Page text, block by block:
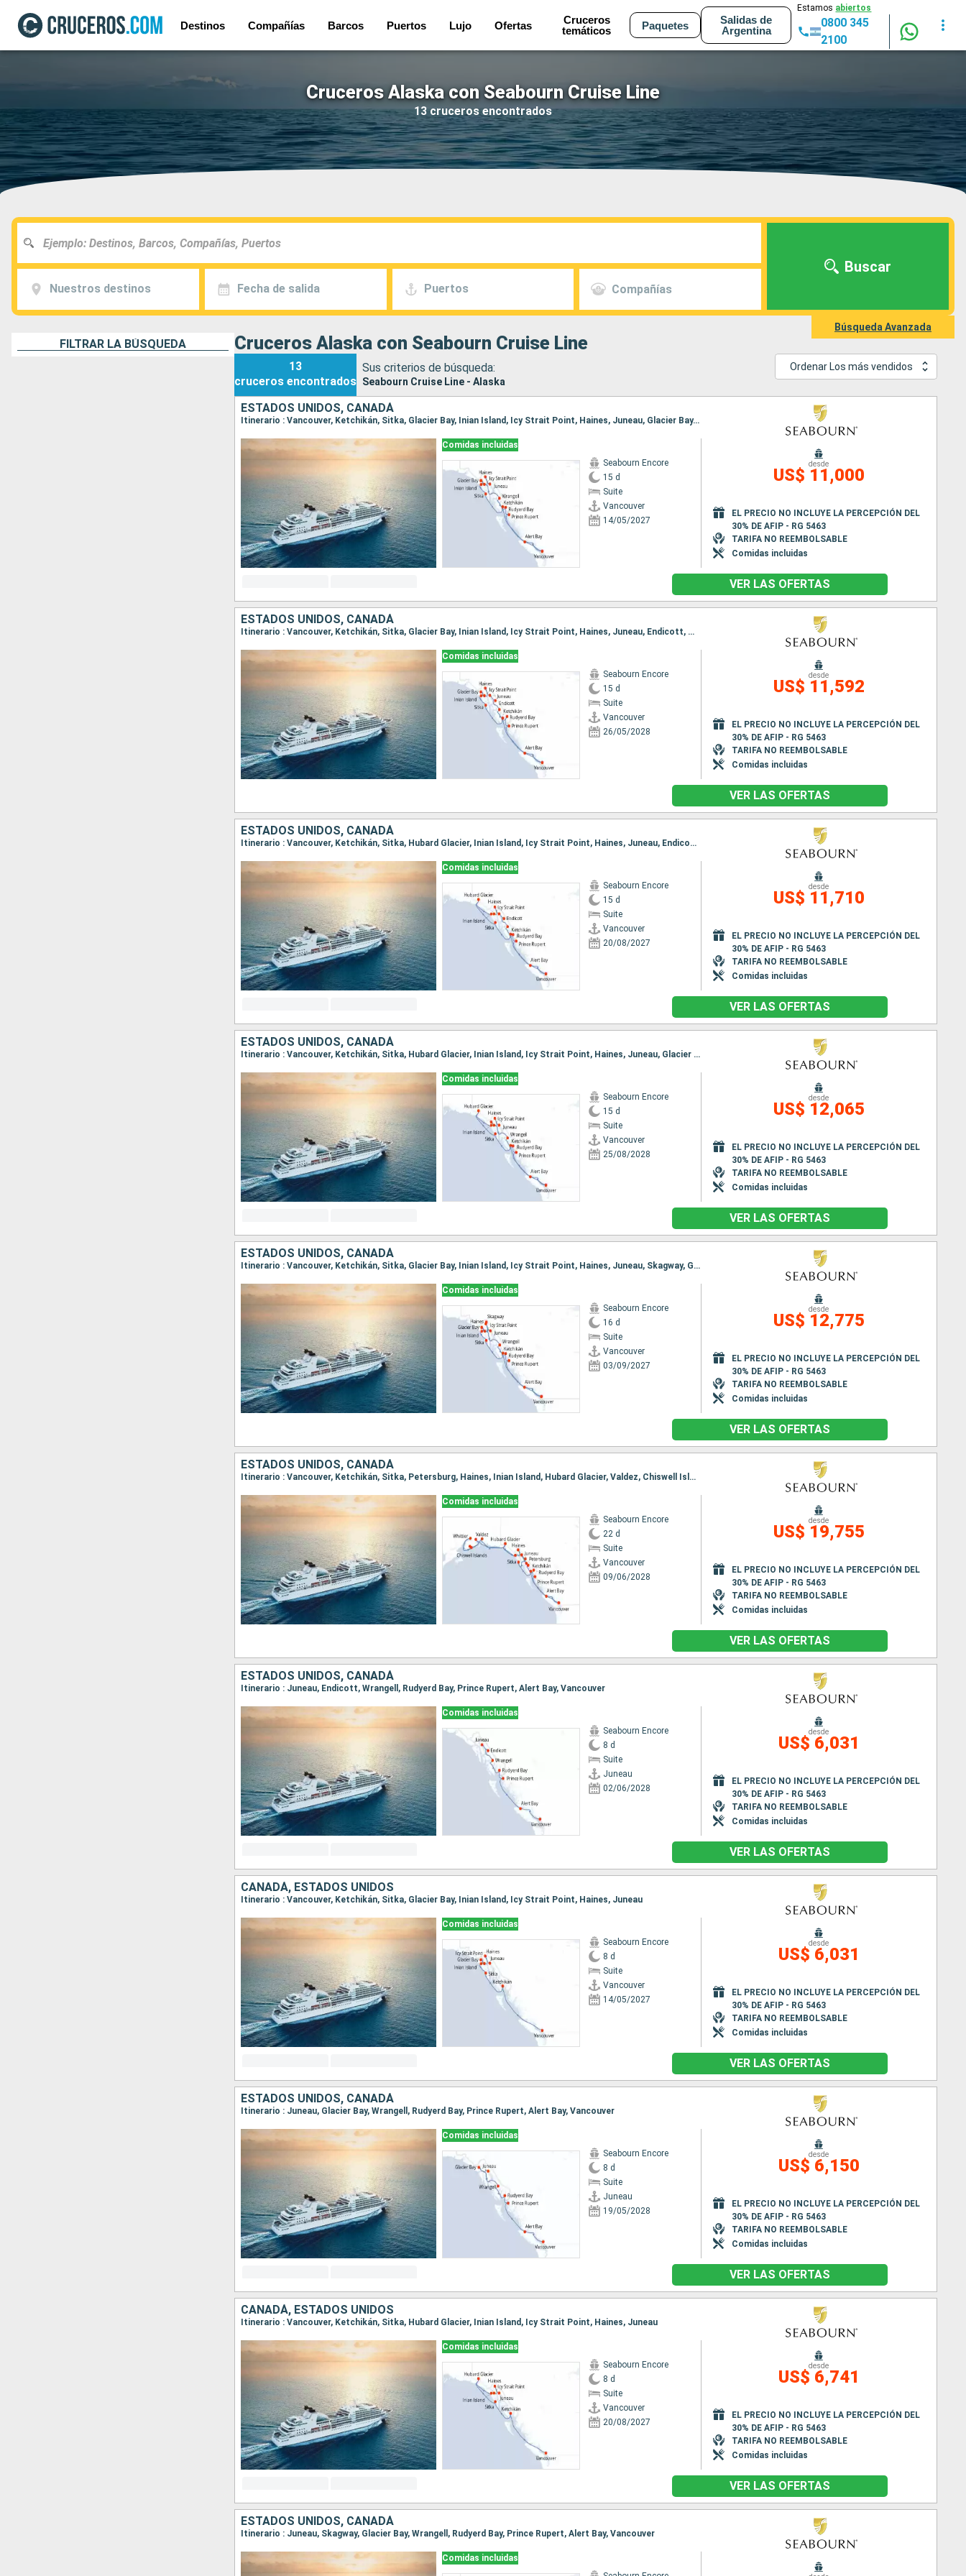
Destinos Compañías Barcos Puertos Lujo Ofertas
Cruceros
temáticos
Paquetes
Salidas de
Argentina
Estamos abiertos
0800 345
2100
Cruceros Alaska con Seabourn Cruise Line
13 cruceros encontrados
Nuestros destinos Fecha de salida Puertos Compañías
Buscar
Búsqueda Avanzada
FILTRAR LA BÚSQUEDA Cruceros Alaska con Seabourn Cruise Line
13
cruceros encontrados
Sus criterios de búsqueda:
Seabourn Cruise Line - Alaska
Ordenar Los más vendidos
ESTADOS UNIDOS, CANADÁ
Itinerario : Vancouver, Ketchikán, Sitka, Glacier Bay, Inian Island, Icy Strait Point, Haines, Juneau, Glacier Bay, Wrangell, Rudyerd Bay, Prince Rupert, Alert Bay, Vancouver
Comidas incluidas
Seabourn Encore
15 d
Suite
Vancouver
14/05/2027
desde
US$ 11,000
EL PRECIO NO INCLUYE LA PERCEPCIÓN DEL
30% DE AFIP - RG 5463
TARIFA NO REEMBOLSABLE
Comidas incluidas
VER LAS OFERTAS
ESTADOS UNIDOS, CANADÁ
Itinerario : Vancouver, Ketchikán, Sitka, Glacier Bay, Inian Island, Icy Strait Point, Haines, Juneau, Endicott, Wrangell, Rudyerd Bay, Prince Rupert, Alert Bay, Vancouver
Comidas incluidas
Seabourn Encore
15 d
Suite
Vancouver
26/05/2028
desde
US$ 11,592
EL PRECIO NO INCLUYE LA PERCEPCIÓN DEL
30% DE AFIP - RG 5463
TARIFA NO REEMBOLSABLE
Comidas incluidas
VER LAS OFERTAS
ESTADOS UNIDOS, CANADÁ
Itinerario : Vancouver, Ketchikán, Sitka, Hubard Glacier, Inian Island, Icy Strait Point, Haines, Juneau, Endicott, Wrangell, Rudyerd Bay, Prince Rupert, Alert Bay, Vancouver
Comidas incluidas
Seabourn Encore
15 d
Suite
Vancouver
20/08/2027
desde
US$ 11,710
EL PRECIO NO INCLUYE LA PERCEPCIÓN DEL
30% DE AFIP - RG 5463
TARIFA NO REEMBOLSABLE
Comidas incluidas
VER LAS OFERTAS
ESTADOS UNIDOS, CANADÁ
Itinerario : Vancouver, Ketchikán, Sitka, Hubard Glacier, Inian Island, Icy Strait Point, Haines, Juneau, Glacier Bay, Wrangell, Rudyerd Bay, Prince Rupert, Alert Bay, Vancouver
Comidas incluidas
Seabourn Encore
15 d
Suite
Vancouver
25/08/2028
desde
US$ 12,065
EL PRECIO NO INCLUYE LA PERCEPCIÓN DEL
30% DE AFIP - RG 5463
TARIFA NO REEMBOLSABLE
Comidas incluidas
VER LAS OFERTAS
ESTADOS UNIDOS, CANADÁ
Itinerario : Vancouver, Ketchikán, Sitka, Glacier Bay, Inian Island, Icy Strait Point, Haines, Juneau, Skagway, Glacier Bay, Wrangell, Rudyerd Bay, Prince Rupert, Alert Bay, Vancouver
Comidas incluidas
Seabourn Encore
16 d
Suite
Vancouver
03/09/2027
desde
US$ 12,775
EL PRECIO NO INCLUYE LA PERCEPCIÓN DEL
30% DE AFIP - RG 5463
TARIFA NO REEMBOLSABLE
Comidas incluidas
VER LAS OFERTAS
ESTADOS UNIDOS, CANADÁ
Itinerario : Vancouver, Ketchikán, Sitka, Petersburg, Haines, Inian Island, Hubard Glacier, Valdez, Chiswell Islands, Holgate Glacier, College Fjord, Whittier, Harriman Fjord, Hubard Glacier, Juneau, Endicott, Wrangell, Rudyerd Bay, Prince Rupert, Alert Bay, Vancouver
Comidas incluidas
Seabourn Encore
22 d
Suite
Vancouver
09/06/2028
desde
US$ 19,755
EL PRECIO NO INCLUYE LA PERCEPCIÓN DEL
30% DE AFIP - RG 5463
TARIFA NO REEMBOLSABLE
Comidas incluidas
VER LAS OFERTAS
ESTADOS UNIDOS, CANADÁ
Itinerario : Juneau, Endicott, Wrangell, Rudyerd Bay, Prince Rupert, Alert Bay, Vancouver
Comidas incluidas
Seabourn Encore
8 d
Suite
Juneau
02/06/2028
desde
US$ 6,031
EL PRECIO NO INCLUYE LA PERCEPCIÓN DEL
30% DE AFIP - RG 5463
TARIFA NO REEMBOLSABLE
Comidas incluidas
VER LAS OFERTAS
CANADÁ, ESTADOS UNIDOS
Itinerario : Vancouver, Ketchikán, Sitka, Glacier Bay, Inian Island, Icy Strait Point, Haines, Juneau
Comidas incluidas
Seabourn Encore
8 d
Suite
Vancouver
14/05/2027
desde
US$ 6,031
EL PRECIO NO INCLUYE LA PERCEPCIÓN DEL
30% DE AFIP - RG 5463
TARIFA NO REEMBOLSABLE
Comidas incluidas
VER LAS OFERTAS
ESTADOS UNIDOS, CANADÁ
Itinerario : Juneau, Glacier Bay, Wrangell, Rudyerd Bay, Prince Rupert, Alert Bay, Vancouver
Comidas incluidas
Seabourn Encore
8 d
Suite
Juneau
19/05/2028
desde
US$ 6,150
EL PRECIO NO INCLUYE LA PERCEPCIÓN DEL
30% DE AFIP - RG 5463
TARIFA NO REEMBOLSABLE
Comidas incluidas
VER LAS OFERTAS
CANADÁ, ESTADOS UNIDOS
Itinerario : Vancouver, Ketchikán, Sitka, Hubard Glacier, Inian Island, Icy Strait Point, Haines, Juneau
Comidas incluidas
Seabourn Encore
8 d
Suite
Vancouver
20/08/2027
desde
US$ 6,741
EL PRECIO NO INCLUYE LA PERCEPCIÓN DEL
30% DE AFIP - RG 5463
TARIFA NO REEMBOLSABLE
Comidas incluidas
VER LAS OFERTAS
ESTADOS UNIDOS, CANADÁ
Itinerario : Juneau, Skagway, Glacier Bay, Wrangell, Rudyerd Bay, Prince Rupert, Alert Bay, Vancouver
Comidas incluidas